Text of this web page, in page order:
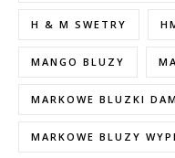
H & M SWETRY
MANGO BLUZY
MARKOWE BLUZKI
MARKOWE BLUZY